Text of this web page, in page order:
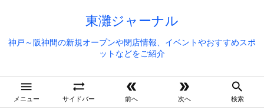
東灘ジャーナル
神戸～阪神間の新規オープンや閉店情報、イベントやおすすめスポ
ットなどをご紹介

メニュー

サイドバー

前へ

次へ

検索